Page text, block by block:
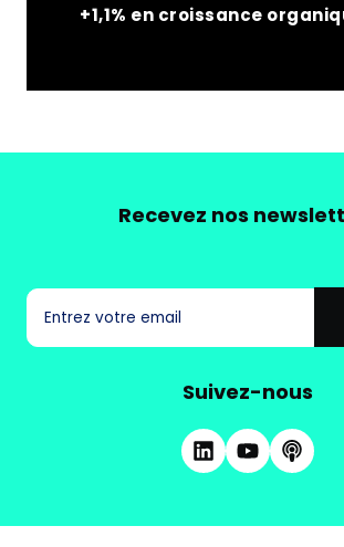
+1,1% en croissance
Recevez nos
Suivez-nous